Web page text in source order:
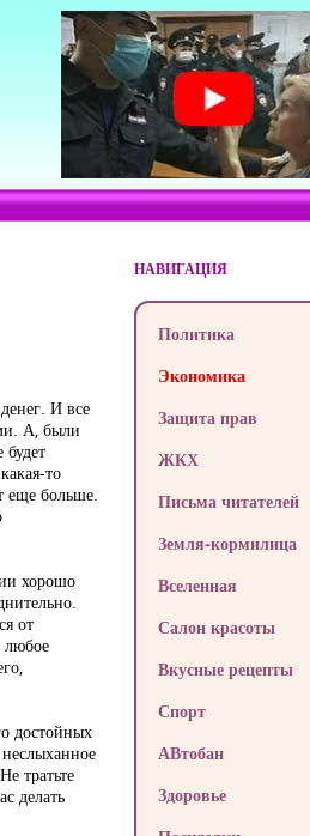
И все
А, были
то
еще больше.
хорошо
от
любое
достойных
тратьте
делать
НАВИГАЦИЯ
Политика
Экономика
Защита прав
ЖКХ
Письма читателей
Земля-кормилица
Вселенная
Салон красоты
Вкусные рецепты
Спорт
АВтобан
Здоровье